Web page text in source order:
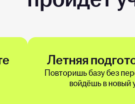
Летняя
Повторишь базу без
войдёшь в новый